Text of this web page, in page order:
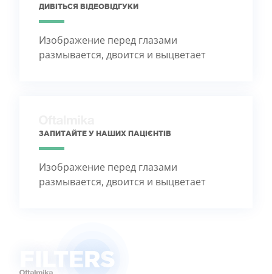
ДИВІТЬСЯ ВІДЕОВІДГУКИ
Изображение перед глазами
размывается, двоится и выцветает
ЗАПИТАЙТЕ У НАШИХ ПАЦІЄНТІВ
Изображение перед глазами
размывается, двоится и выцветает
FILTERS